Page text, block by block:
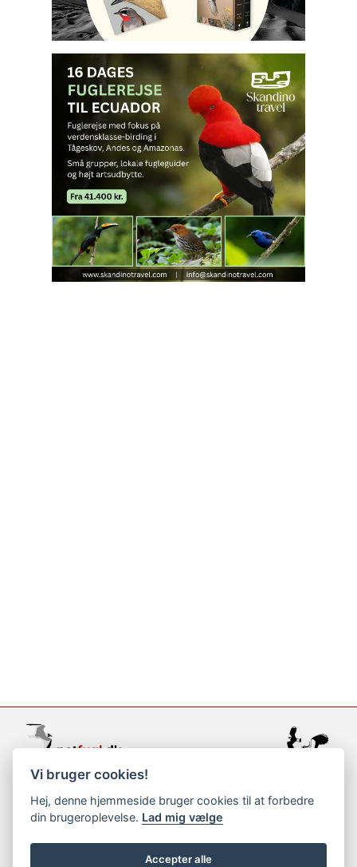
support@netfugl.dk
copyright © 2002-2023
Vi bruger cookies!
Hej, denne hjemmeside bruger cookies til at forbedre
din brugeroplevelse. Lad mig vælge
Accepter alle